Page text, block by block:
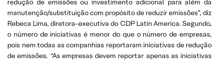
redução de emissões ou investimento adicional para além da
manutenção/substituição com propósito de reduzir emissões”, diz
Rebeca Lima, diretora-executiva do CDP Latin America. Segundo,
o número de iniciativas é menor do que o número de empresas,
pois nem todas as companhias reportaram iniciativas de redução
de emissões. “As empresas devem reportar apenas as iniciativas